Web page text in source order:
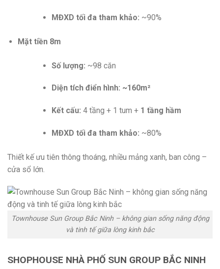
MĐXD tối đa tham khảo: ~90%
Mặt tiền 8m
Số lượng: ~98 căn
Diện tích điển hình: ~160m²
Kết cấu: 4 tầng + 1 tum + 1 tầng hầm
MĐXD tối đa tham khảo: ~80%
Thiết kế ưu tiên thông thoáng, nhiều mảng xanh, ban công –
cửa sổ lớn.
Townhouse Sun Group Bắc Ninh – không gian sống năng động
và tinh tế giữa lòng kinh bắc
SHOPHOUSE NHÀ PHỐ SUN GROUP BẮC NINH